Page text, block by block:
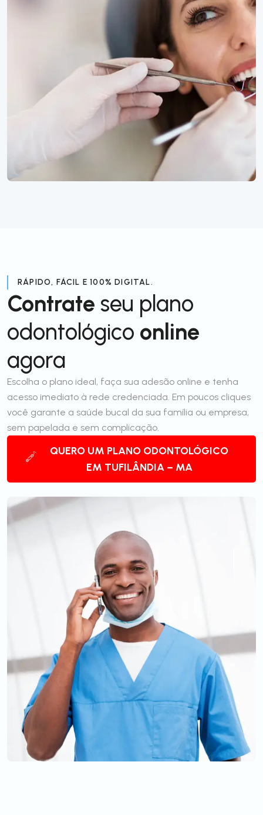
RÁPIDO, FÁCIL E 100% DIGITAL.
Contrate seu plano
odontológico online
agora
Escolha o plano ideal, faça sua adesão online e tenha
acesso imediato à rede credenciada. Em poucos cliques
você garante a saúde bucal da sua família ou empresa,
sem papelada e sem complicação.
QUERO UM PLANO ODONTOLÓGICO
EM TUFILÂNDIA – MA